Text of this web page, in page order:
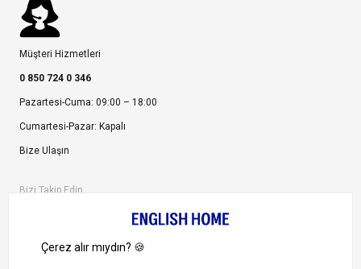
Müşteri Hizmetleri
0 850 724 0 346
Pazartesi-Cuma: 09:00 – 18:00
Cumartesi-Pazar: Kapalı
Bize Ulaşın
Bizi Takip Edin